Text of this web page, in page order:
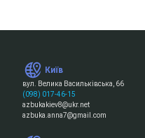
Київ
вул. Велика Васильківська, 66
(098) 017-46-15
azbukakiev8@ukr.net
azbuka.anna7@gmail.com